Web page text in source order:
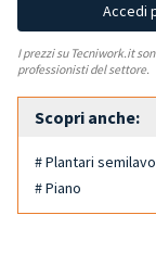
Accedi
I prezzi su Tecniwork.it
professionisti del settore.
Scopri anche:
# Plantari
# Piano